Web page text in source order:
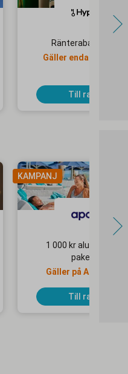
Ränterabatt på
Gäller endast nya
Till rabatten
KAMPANJ
1 000 kr
paketresor
Gäller på Apollo
Till rabatten